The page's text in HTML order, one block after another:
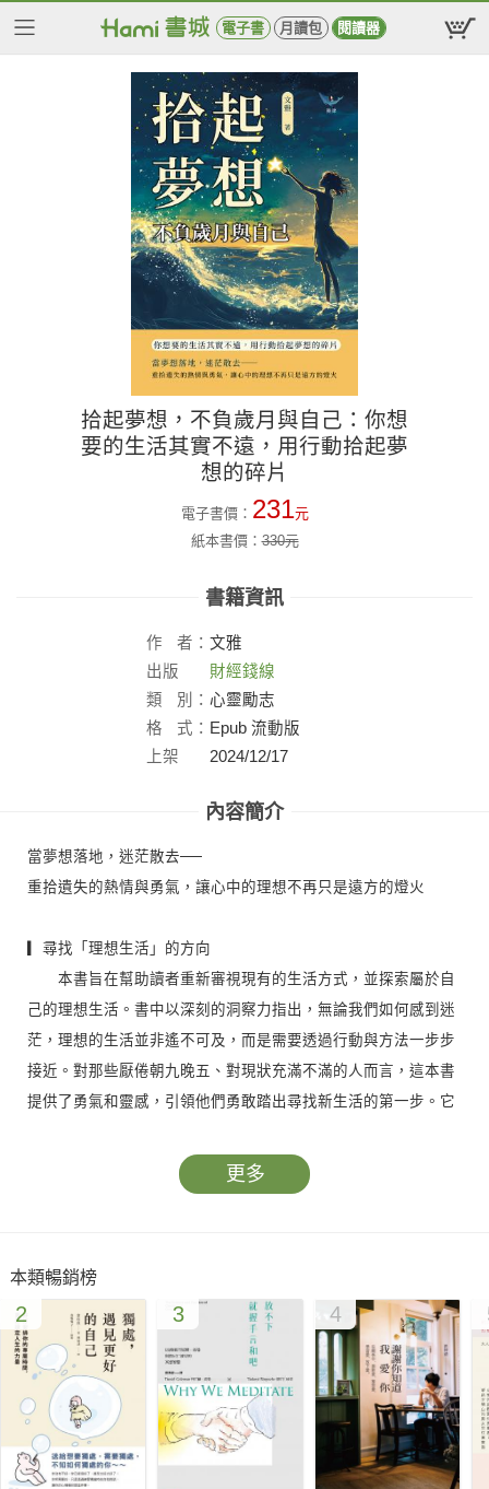
電子書 月讀包 閱讀器
拾起夢想，不負歲月與自己：你想
要的生活其實不遠，用行動拾起夢
想的碎片
電子書價： 231元
紙本書價：330元
書籍資訊
作 者： 文雅
出版
社：
財經錢線
類
別： 心靈勵志
格
式： Epub 流動版
上架
2024/12/17
內容簡介
當夢想落地，迷茫散去──
重拾遺失的熱情與勇氣，讓心中的理想不再只是遠方的燈火
▎尋找「理想生活」的方向
本書旨在幫助讀者重新審視現有的生活方式，並探索屬於自
己的理想生活。書中以深刻的洞察力指出，無論我們如何感到迷
茫，理想的生活並非遙不可及，而是需要透過行動與方法一步步
接近。對那些厭倦朝九晚五、對現狀充滿不滿的人而言，這本書
提供了勇氣和靈感，引領他們勇敢踏出尋找新生活的第一步。它
▎方法與行動：過上想要的生活
者啟示我們，所謂「得不到的生活」其實並非不存在，只是我們
缺乏嘗試的勇氣或實現它的技巧。書中的每一章都探討了不同生
活階段中的挑戰，從學生時代的迷茫到職場生活的掙扎，再到夢
想實現的現實路徑，作者提供了實用的思考框架和實踐指引，幫
助讀者逐步構築自己理想的生活藍圖。
▎勇氣與心態：突破迷茫的枷鎖
更多
本類暢銷榜
2 3 4